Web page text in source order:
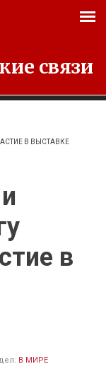
связи
В ВЫСТАВКЕ
в
В МИРЕ